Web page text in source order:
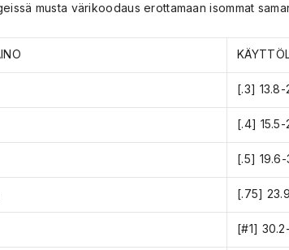
musta värikoodaus erottamaan isommat
[.3] 13.8-
[.4] 15.5-
[.5] 19.6-
[.75]
[#1]